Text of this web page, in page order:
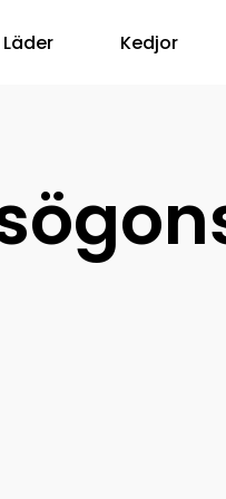
Läder Kedjor